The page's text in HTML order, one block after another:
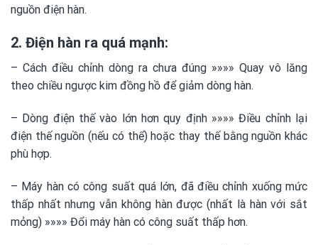
nguồn điện hàn.
2. Điện hàn ra quá mạnh:
– Cách điều chỉnh dòng ra chưa đúng »»»» Quay vô lăng
theo chiều ngược kim đồng hồ để giảm dòng hàn.
– Dòng điện thế vào lớn hơn quy định »»»» Điều chỉnh lại
điện thế nguồn (nếu có thể) hoặc thay thế bằng nguồn khác
phù hợp.
– Máy hàn có công suất quá lớn, đã điều chỉnh xuống mức
thấp nhất nhưng vẫn không hàn được (nhất là hàn với sắt
mỏng) »»»» Đổi máy hàn có công suất thấp hơn.